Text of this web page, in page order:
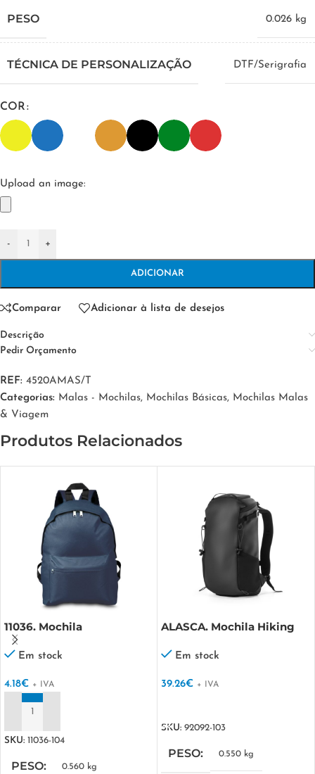
PESO 0.026 kg
TÉCNICA DE PERSONALIZAÇÃO DTF/Serigrafia
COR
Upload an image:
- +
ADICIONAR
Comparar Adicionar à lista de desejos
Descrição
Pedir Orçamento
REF: 4520AMAS/T
Categorias: Malas - Mochilas, Mochilas Básicas, Mochilas Malas
& Viagem
Produtos Relacionados
11036. Mochila
Em stock
4.18€ + IVA
SKU: 11036-104
PESO 0.560 kg
ALASCA. Mochila Hiking
de água
Em stock
39.26€ + IVA
SKU: 92092-103
PESO 0.550 kg